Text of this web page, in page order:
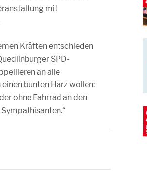
mit
Kräften entschieden
SPD-
an alle
bunten Harz wollen:
ohne Fahrrad an den